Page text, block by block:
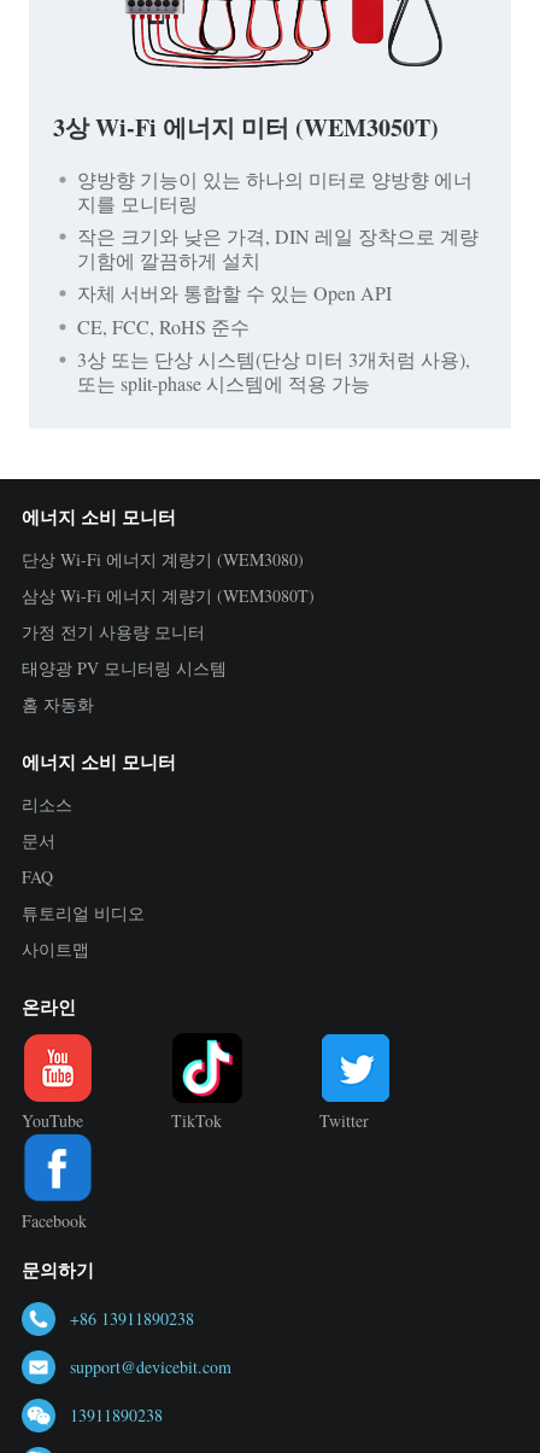
3상 Wi-Fi 에너지 미터 (WEM3050T)
양방향 기능이 있는 하나의 미터로 양방향 에너
지를 모니터링
작은 크기와 낮은 가격, DIN 레일 장착으로 계량
기함에 깔끔하게 설치
자체 서버와 통합할 수 있는 Open API
CE, FCC, RoHS 준수
3상 또는 단상 시스템(단상 미터 3개처럼 사용),
또는 split-phase 시스템에 적용 가능
에너지 소비 모니터
단상 Wi-Fi 에너지 계량기 (WEM3080)
삼상 Wi-Fi 에너지 계량기 (WEM3080T)
가정 전기 사용량 모니터
태양광 PV 모니터링 시스템
홈 자동화
에너지 소비 모니터
리소스
문서
FAQ
튜토리얼 비디오
사이트맵
온라인
YouTube TikTok Twitter
Facebook
문의하기
+86 13911890238
support@devicebit.com
13911890238